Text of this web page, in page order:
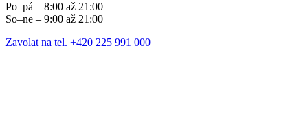
Po–pá – 8:00 až 21:00
So–ne – 9:00 až 21:00
Zavolat na tel. +420 225 991 000